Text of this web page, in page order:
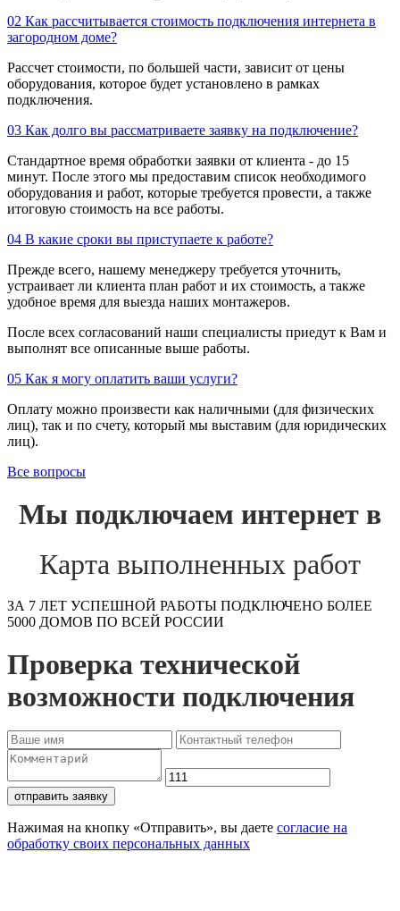
02 Как рассчитывается стоимость подключения интернета в
загородном доме?
Рассчет стоимости, по большей части, зависит от цены
оборудования, которое будет установлено в рамках
подключения.
03 Как долго вы рассматриваете заявку на подключение?
Стандартное время обработки заявки от клиента - до 15
минут. После этого мы предоставим список необходимого
оборудования и работ, которые требуется провести, а также
итоговую стоимость на все работы.
04 В какие сроки вы приступаете к работе?
Прежде всего, нашему менеджеру требуется уточнить,
устраивает ли клиента план работ и их стоимость, а также
удобное время для выезда наших монтажеров.
После всех согласований наши специалисты приедут к Вам и
выполнят все описанные выше работы.
05 Как я могу оплатить ваши услуги?
Оплату можно произвести как наличными (для физических
лиц), так и по счету, который мы выставим (для юридических
лиц).
Все вопросы
Мы подключаем интернет в
Карта выполненных работ
ЗА 7 ЛЕТ УСПЕШНОЙ РАБОТЫ ПОДКЛЮЧЕНО БОЛЕЕ
5000 ДОМОВ ПО ВСЕЙ РОССИИ
Проверка технической
возможности подключения
отправить заявку
Нажимая на кнопку «Отправить», вы даете согласие на
обработку своих персональных данных